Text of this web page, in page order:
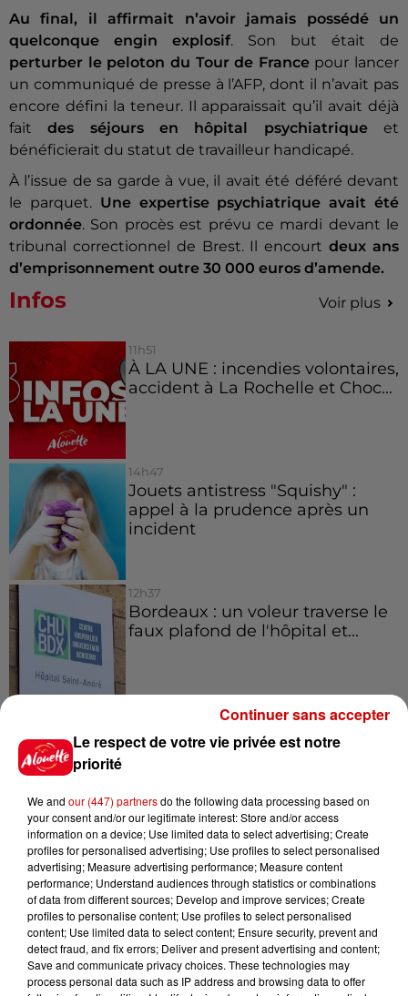
Au final, il affirmait n’avoir jamais possédé un
quelconque engin explosif. Son but était de
perturber le peloton du Tour de Francepour lancer
un communiqué de presse à l’AFP, dont il n’avait pas
encore défini la teneur. Il apparaissait qu’il avait déjà
fait des séjours en hôpital psychiatrique et
bénéficierait du statut de travailleur handicapé.
À l’issue de sa garde à vue, il avait été déféré devant
le parquet. Une expertise psychiatrique avait été
ordonnée. Son procès est prévu ce mardi devant le
tribunal correctionnel de Brest. Il encourtdeux ans
d’emprisonnement outre 30 000 euros d’amende.
Infos Voir plus
11h51
À LA UNE : incendies volontaires,
accident à La Rochelle et Choc...
14h47
Jouets antistress "Squishy" :
appel à la prudence après un
incident
12h37
Bordeaux : un voleur traverse le
faux plafond de l'hôpital et...
Le Choc des terroirs : le Curé
Nantais ou le Chabichou du
Jeux Voir plus
Gagnez vos places pour
l'événement Ride the Show à
Morlaix !
Le respect de votre vie privée est notre
priorité
We and our (447) partnersdo the following data processing based on
your consent and/or our legitimate interest: Store and/or access
information on a device; Use limited data to select advertising; Create
profiles for personalised advertising; Use profiles to select personalised
advertising; Measure advertising performance; Measure content
performance; Understand audiences through statistics or combinations
of data from different sources; Develop and improve services; Create
profiles to personalise content; Use profiles to select personalised
content; Use limited data to select content; Ensure security, prevent and
detect fraud, and fix errors; Deliver and present advertising and content;
Save and communicate privacy choices. These technologies may
process personal data such as IP address and browsing data to offer
Continuer sans accepter